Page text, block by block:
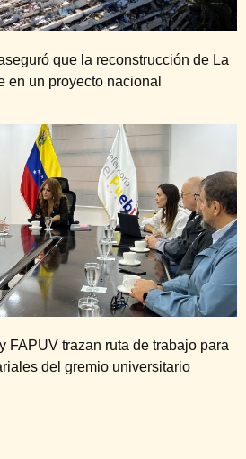
que la reconstrucción de La
en un proyecto nacional
FAPUV trazan ruta de trabajo para
del gremio universitario